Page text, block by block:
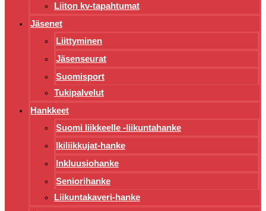
Liiton kv-tapahtumat
Jäsenet
Liittyminen
Jäsenseurat
Suomisport
Tukipalvelut
Hankkeet
Suomi liikkeelle -liikuntahanke
Ikiliikkujat-hanke
Inkluusiohanke
Seniorihanke
Liikuntakaveri-hanke